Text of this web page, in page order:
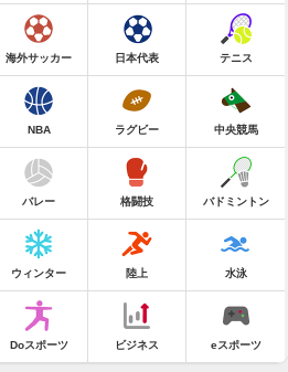
海外サッカー 日本代表 テニス
NBA ラグビー 中央競馬
バレー 格闘技 バドミントン
ウィンター 陸上 水泳
Doスポーツ ビジネス eスポーツ